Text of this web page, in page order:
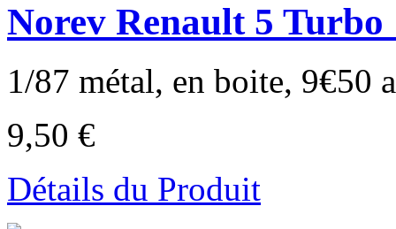
Norev Renault 5 Turbo
1/87 métal, en boite, 9€50
9,50 €
Détails du Produit